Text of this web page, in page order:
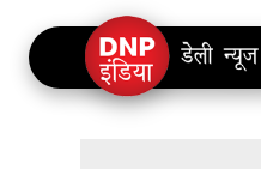
Skip
content